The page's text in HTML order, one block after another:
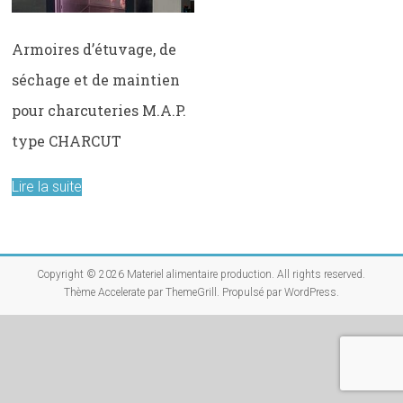
Armoires d’étuvage, de
séchage et de maintien
pour charcuteries M.A.P.
type CHARCUT
Lire la suite
Copyright © 2026 Materiel alimentaire production . All rights reserved.
Thème Acceleratepar ThemeGrill. Propulsé par WordPress